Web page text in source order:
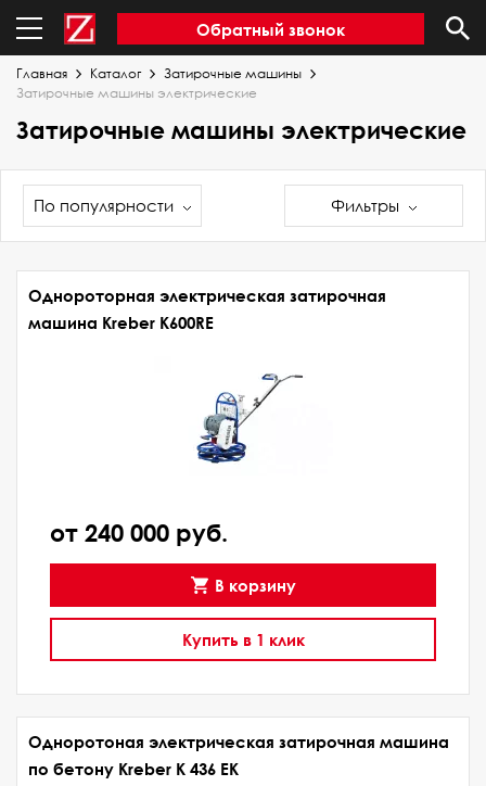
Обратный звонок
Главная Каталог
Затирочные машины
Затирочные машины электрические
Затирочные машины электрические
По популярности Фильтры
Однороторная электрическая затирочная
машина Kreber K600RE
от 240 000 руб.
В корзину
Купить в 1 клик
Одноротоная электрическая затирочная машина
по бетону Kreber K 436 EK